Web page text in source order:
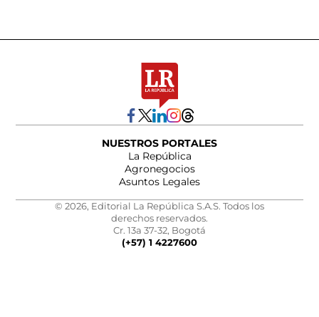
NUESTROS PORTALES
La República
Agronegocios
Asuntos Legales
© 2026, Editorial La República S.A.S. Todos los
derechos reservados.
Cr. 13a 37-32, Bogotá
(+57) 1 4227600